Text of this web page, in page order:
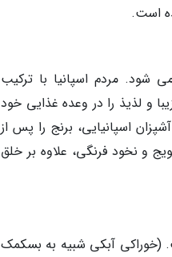
شود. مردم اسپانیا با ترکیب
و لذیذ را در وعده غذایی خود
اسپانیایی، برنج را پس از
و نخود فرنگی، علاوه بر خلق
(خوراکی آبکی شبیه به بسکمک